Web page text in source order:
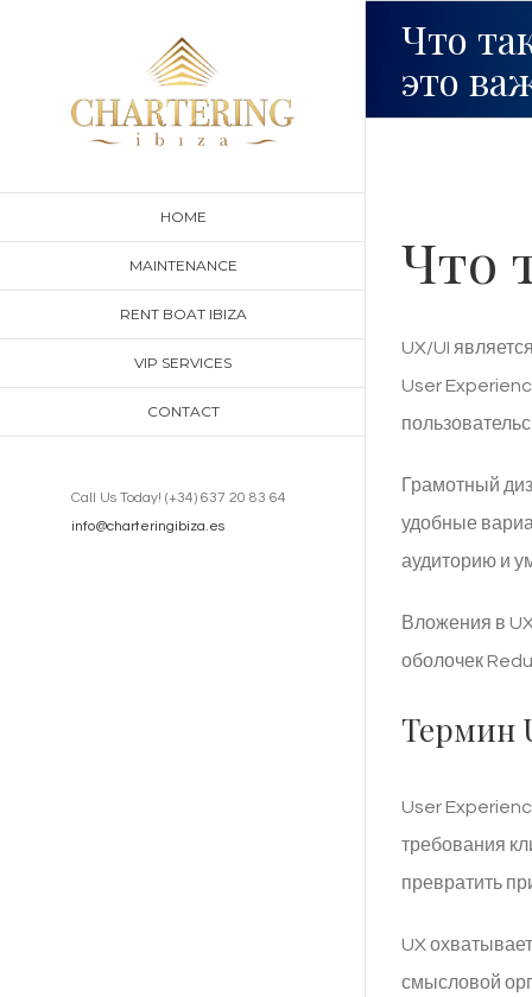
HOME
MAINTENANCE
RENT BOAT IBIZA
VIP SERVICES
CONTACT
Call Us Today! (+34) 637 20 83 64
info@charteringibiza.es
Что
это
Что
UX/UI
User
Грамотный
удобные
аудиторию и
Вложения в
оболочек
Термин
User
требования
превратить
UX
смысловой